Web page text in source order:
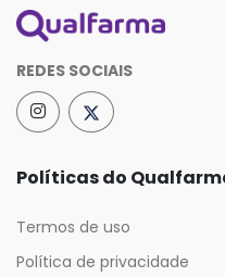
REDES SOCIAIS
Políticas do
Termos de uso
Política de privacidade